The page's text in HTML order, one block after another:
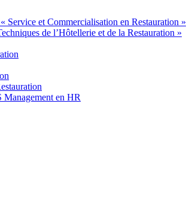
Service et Commercialisation en Restauration »
de l’Hôtellerie et de la Restauration »
en HR